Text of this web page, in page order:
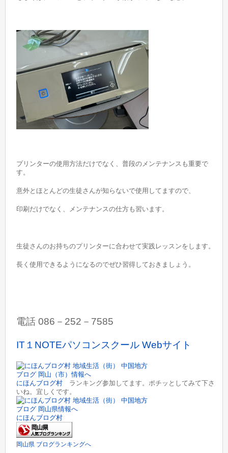
プリンターの使用方法だけでなく、普段のメンテナンスも重要で
す。
意外とほとんどの生徒さんが知らないで使用してますので、
印刷だけでなく、メンテナンスの仕方も習います。
生徒さんのお持ちのプリンターに合わせて実践レッスンをします。
長く使用できるようになるのでぜひ習得しておきましょう。
電話 086－252－7585
IT１NOTEパソコンスクール Webサイト
にほんブログ村 ランキング参加してます。ポチッとしてみて下さ
いね。宜しくです。
にほんブログ村
岡山県 ブログランキングへ